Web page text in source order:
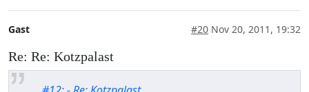
Gast #20 Nov 20, 2011, 19:32
Re: Re: Kotzpalast